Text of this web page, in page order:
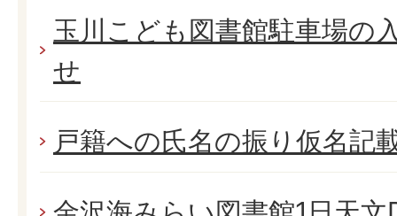
玉川こども図書館駐車場の
せ
戸籍への氏名の振り仮名記